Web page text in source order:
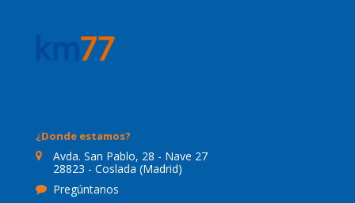
¿Donde estamos?
Avda. San Pablo, 28 - Nave 27
28823 - Coslada (Madrid)
Pregúntanos